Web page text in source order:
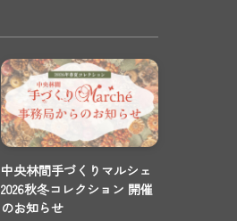
中央林間手づくりマルシェ
2026秋冬コレクション 開催
のお知らせ